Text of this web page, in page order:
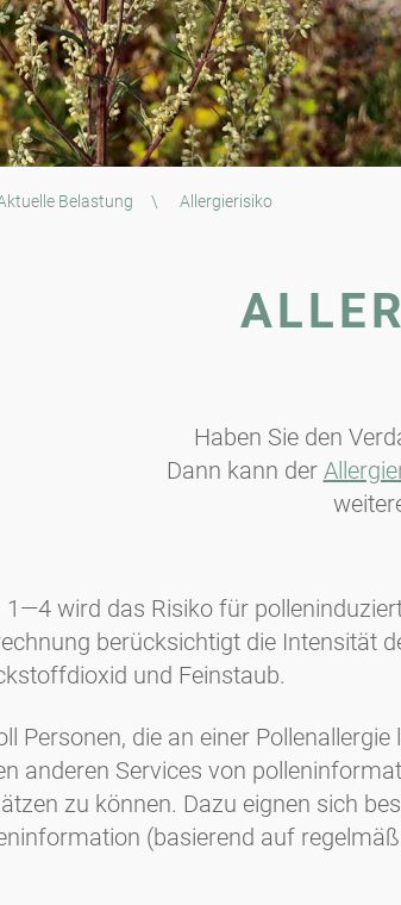
Belastung \ Allergierisiko
Haben Sie den
Dann kann der
wird das Risiko für
berücksichtigt die Intensität
und Feinstaub.
Personen, die an einer
anderen Services von
zu können. Dazu eignen sich
(basierend auf